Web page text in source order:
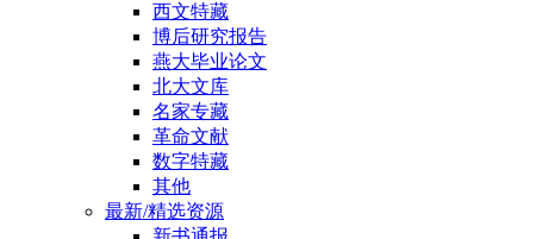
西文特藏
博后研究报告
燕大毕业论文
北大文库
名家专藏
革命文献
数字特藏
其他
最新/精选资源